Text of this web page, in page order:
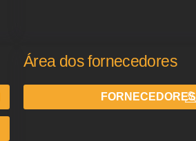
Área dos fornecedores
FORNECEDORES